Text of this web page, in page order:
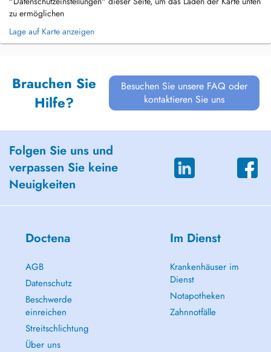
zu ermöglichen
Lage auf Karte anzeigen
Brauchen Sie
Hilfe?
Besuchen Sie unsere FAQ oder
kontaktieren Sie uns
Folgen Sie uns und
verpassen Sie keine
Neuigkeiten
Doctena
AGB
Datenschutz
Beschwerde
einreichen
Streitschlichtung
Über uns
Im Dienst
Krankenhäuser im
Dienst
Notapotheken
Zahnnotfälle